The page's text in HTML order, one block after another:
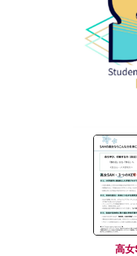
高